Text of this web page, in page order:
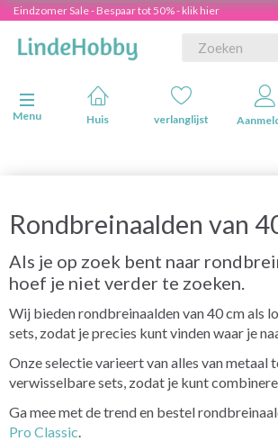
Eindzomer Sale - Bespaar tot 50% - klik hier
Navigatie in-/uitschakelen
Menu
Huis verlanglijst
Rondbreinaalden van
Als je op zoek bent naar
hoef je niet verder te zoeken.
Wij bieden rondbreinaalden van 40 cm als
sets, zodat je precies kunt vinden waar je
Onze selectie varieert van alles van metaal
verwisselbare sets, zodat je kunt
Ga mee met de trend en bestel
Pro Classic.